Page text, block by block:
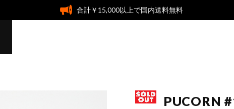
合計￥15,000以上で国内送料無料
PUCORN